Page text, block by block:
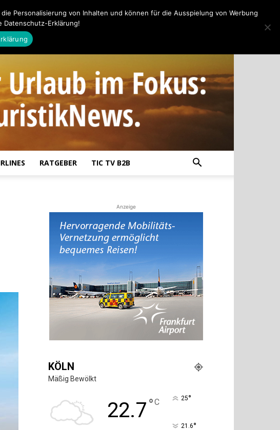
RATGEBER TIC TV B2B
Anzeige
KÖLN
Mäßig Bewölkt
22.7°C 25°
21.6°
Personalisierung von Inhalten und können für die Ausspielung von Werbung
Datenschutz-Erklärung!